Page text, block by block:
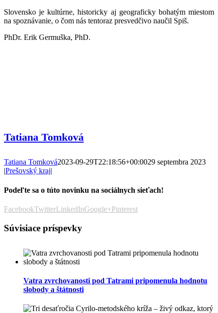
Slovensko je kultúrne, historicky aj geograficky bohatým miestom
na spoznávanie, o čom nás tentoraz presvedčivo naučil Spiš.
PhDr. Erik Germuška, PhD.
Tatiana Tomková
Tatiana Tomková2023-09-29T22:18:56+00:0029 septembra 2023
|Prešovský kraj|
Podeľte sa o túto novinku na sociálnych sieťach!
FacebookTwitterLinkedInGoogle+Pinterest
Súvisiace príspevky
Vatra zvrchovanosti pod Tatrami pripomenula hodnotu
slobody a štátnosti